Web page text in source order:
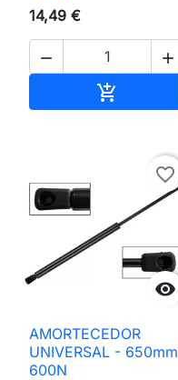
14,49 €
 


favorite_border
AMORTECEDOR
UNIVERSAL - 650mm
600N